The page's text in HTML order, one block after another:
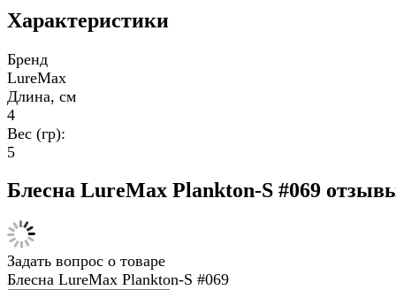
Характеристики
Бренд
LureMax
Длина, см
4
Вес (гр):
5
Блесна LureMax Plankton-S #069
Задать вопрос о товаре
Блесна LureMax Plankton-S #069